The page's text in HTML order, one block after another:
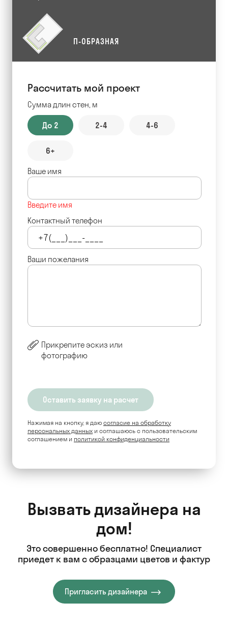
П-ОБРАЗНАЯ
Рассчитать мой проект
Сумма длин стен, м
До 2 2-4 4-6
6+
Ваше имя
Введите имя
Контактный телефон
Ваши пожелания
Прикрепите эскиз или
фотографию
Нажимая на кнопку, я даю согласие на обработку
персональных данных и соглашаюсь c пользовательским
соглашением и политикой конфиденциальности
Вызвать дизайнера на
дом!
Это совершенно бесплатно! Специалист
приедет к вам с образцами цветов и фактур
Пригласить дизайнера